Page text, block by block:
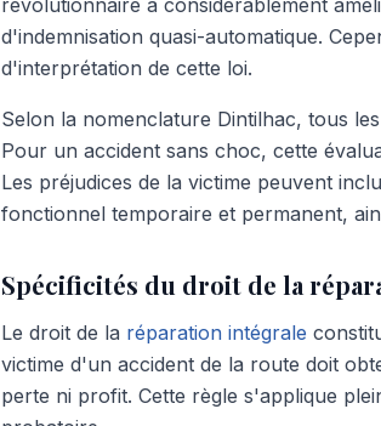
révolutionnaire a considérablement
d'indemnisation quasi-automatique.
d'interprétation de cette loi.
Selon la nomenclature Dintilhac, tous
Pour un accident sans choc, cette
Les préjudices de la victime peuvent
fonctionnel temporaire et permanent,
Spécificités du droit de la
Le droit de la réparation intégrale
victime d'un accident de la route doit
perte ni profit. Cette règle s'applique